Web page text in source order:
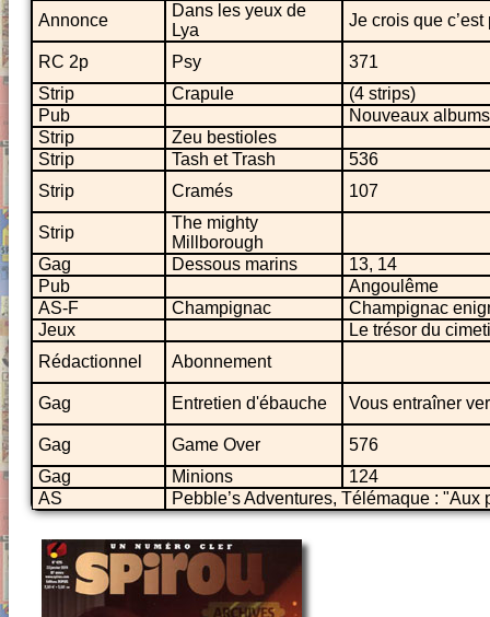
Annonce
Dans les yeux de
Lya
Je crois que c’est
RC 2p Psy
371
Strip
Crapule
(4 strips)
Pub
Nouveaux albums
Strip
Zeu bestioles
Strip
Tash et Trash
536
Strip
Cramés 107
Strip
The mighty
Millborough
Gag
Dessous marins
13, 14
Pub
Angoulême
AS-F
Champignac
Champignac
Jeux
Le trésor du
Rédactionnel
Abonnement
Gag Entretien d'ébauche Vous entraîner
Gag Game Over
576
Gag
Minions
124
AS
Pebble’s Adventures, Télémaque : "Aux